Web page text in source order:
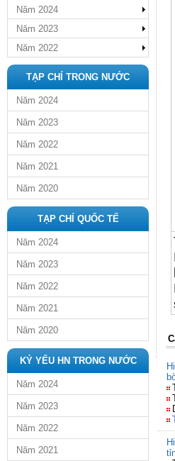
Năm 2024
Năm 2023
Năm 2022
TẠP CHÍ TRONG NƯỚC
Năm 2024
Năm 2023
Năm 2022
Năm 2021
Năm 2020
TẠP CHÍ QUỐC TẾ
Năm 2024
Năm 2023
Năm 2022
Năm 2021
Năm 2020
KỶ YẾU HN TRONG NƯỚC
Năm 2024
Năm 2023
Năm 2022
Năm 2021